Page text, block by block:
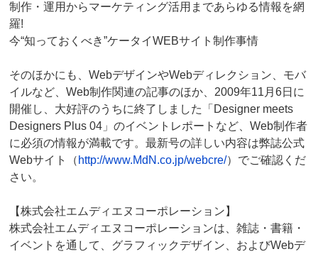
制作・運用からマーケティング活用まであらゆる情報を網
羅!
今“知っておくべき”ケータイWEBサイト制作事情
そのほかにも、WebデザインやWebディレクション、モバ
イルなど、Web制作関連の記事のほか、2009年11月6日に
開催し、大好評のうちに終了しました「Designer meets
Designers Plus 04」のイベントレポートなど、Web制作者
に必須の情報が満載です。最新号の詳しい内容は弊誌公式
Webサイト（ http://www.MdN.co.jp/webcre/）でご確認くだ
さい。
【株式会社エムディエヌコーポレーション】
株式会社エムディエヌコーポレーションは、雑誌・書籍・
イベントを通して、グラフィックデザイン、およびWebデ